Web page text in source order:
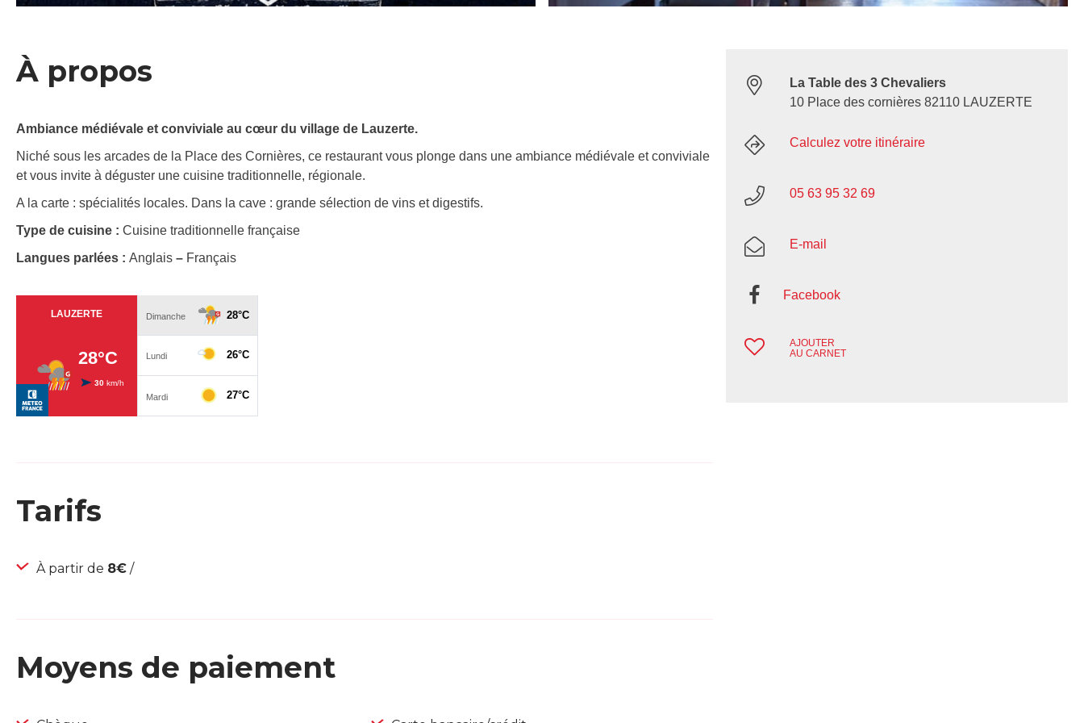
À propos
Ambiance médiévale et conviviale au cœur du village de Lauzerte.
Niché sous les arcades de la Place des Cornières, ce restaurant vous plonge dans une ambiance médiévale et conviviale
et vous invite à déguster une cuisine traditionnelle, régionale.
A la carte : spécialités locales. Dans la cave : grande sélection de vins et digestifs.
Type de cuisine : Cuisine traditionnelle française
Langues parlées : Anglais – Français
Tarifs
À partir de 8€ /
Moyens de paiement
La Table des 3 Chevaliers
10 Place des cornières 82110 LAUZERTE
Calculez votre itinéraire
05 63 95 32 69
E-mail
Facebook
AJOUTER
AU CARNET